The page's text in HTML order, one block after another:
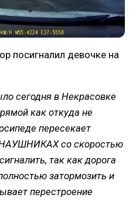
посигналил девочке на
сегодня в Некрасовке
как откуда не
пересекает
НАУШНИКАХ со скоростью
так как дорога
затормозить и
перестроение